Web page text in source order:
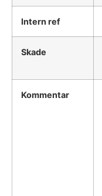
Intern ref
Skade
Kommentar